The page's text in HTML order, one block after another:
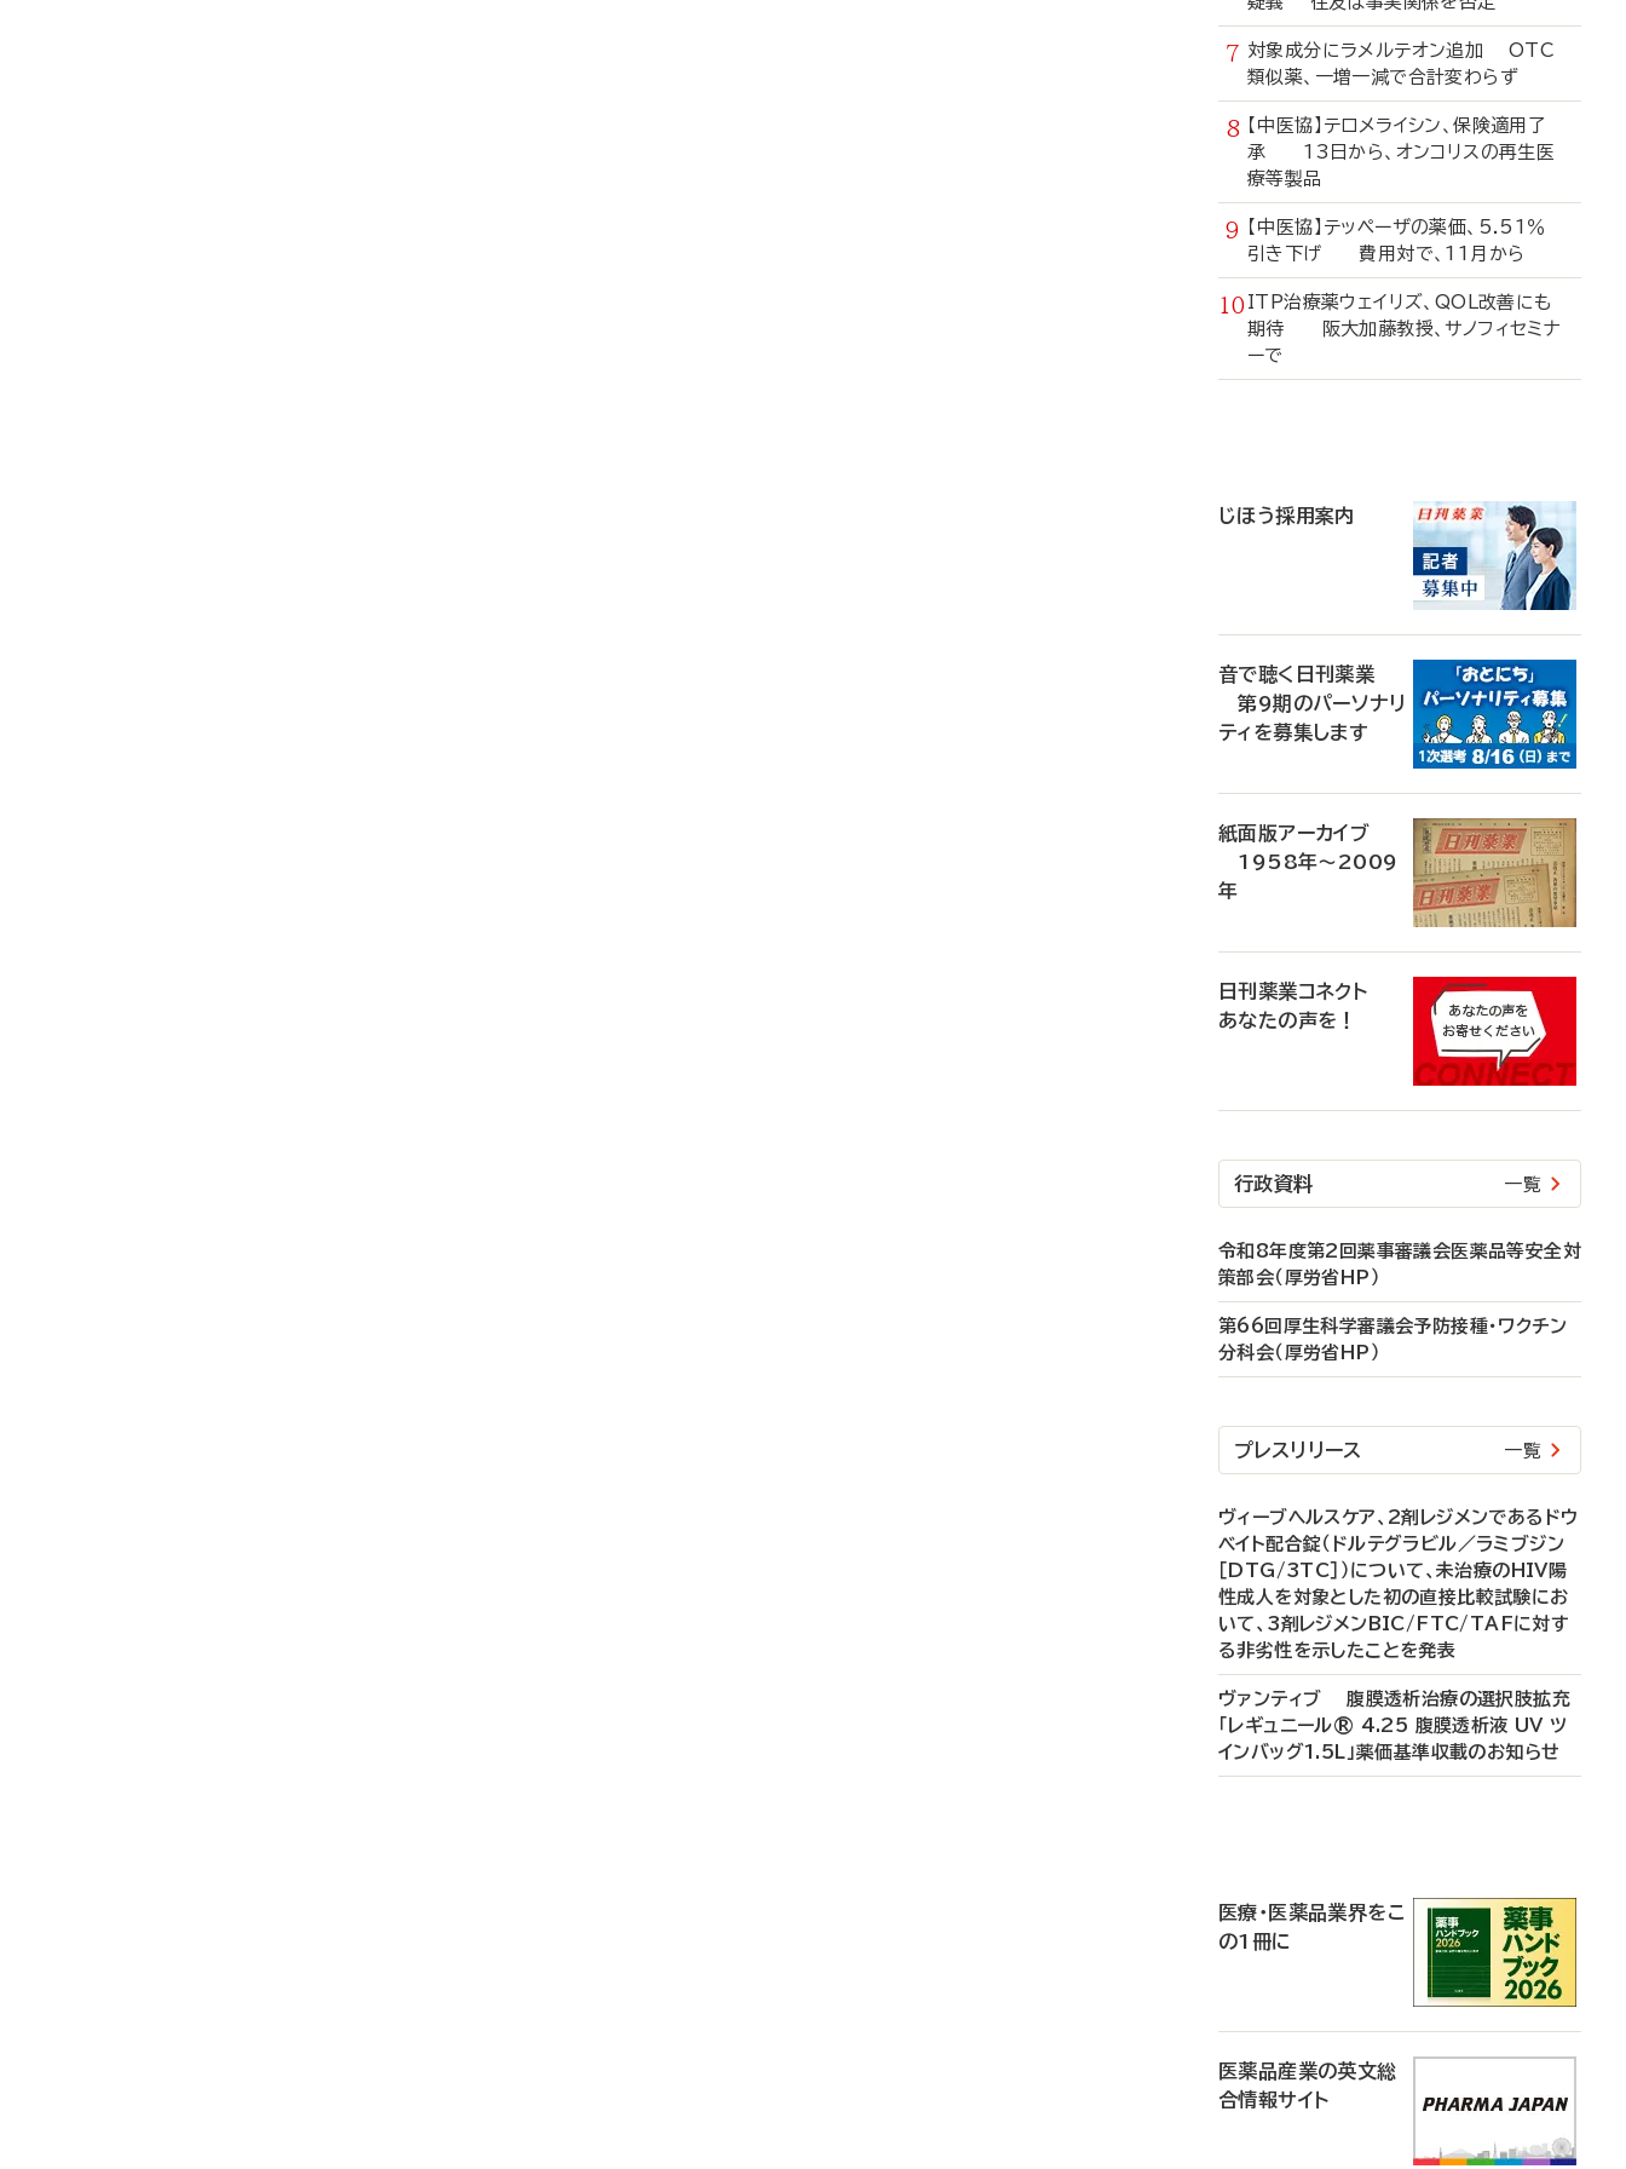
対象成分にラメルテオン追加 OTC
類似薬、一増一減で合計変わらず
【中医協】テロメライシン、保険適用了
承 13日から、オンコリスの再生医
療等製品
【中医協】テッペーザの薬価、5.51％
引き下げ 費用対で、11月から
ITP治療薬ウェイリズ、QOL改善にも
期待 阪大加藤教授、サノフィセミナ
ーで
じほう採用案内
音で聴く日刊薬業
第9期のパーソナリ
ティを募集します
紙面版アーカイブ
1958年～2009
年
日刊薬業コネクト
あなたの声を！
行政資料 一覧
令和8年度第2回薬事審議会医薬品等安全対
策部会（厚労省HP）
第66回厚生科学審議会予防接種・ワクチン
分科会（厚労省HP）
プレスリリース 一覧
ヴィーブヘルスケア、2剤レジメンであるドウ
ベイト配合錠（ドルテグラビル／ラミブジン
［DTG/3TC］）について、未治療のHIV陽
性成人を対象とした初の直接比較試験にお
いて、3剤レジメンBIC/FTC/TAFに対す
る非劣性を示したことを発表
ヴァンティブ 腹膜透析治療の選択肢拡充
「レギュニール® 4.25 腹膜透析液 UV ツ
インバッグ1.5L」薬価基準収載のお知らせ
医療・医薬品業界をこ
の1冊に
医薬品産業の英文総
合情報サイト